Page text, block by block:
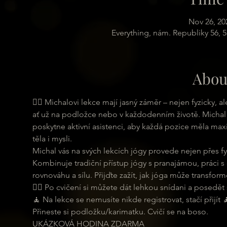
Nov 26,
Everything, nám. Republiky 56,
🧘‍♀ Michalovi lekce mají jasný záměr – nejen
ať už na podložce nebo v každodenním životě.
poskytne aktivní asistenci, aby každá pozice měla
těla i mysli.
Michal vás na svých lekcích jógy provede nejen přes
Kombinuje tradiční přístup jógy s pranajámou, práci
rovnováhu a sílu. Přijďte zažít, jak jóga může
🧘‍♂ Po cvičení si můžete dát lehkou snídani a posedět
🧘 Na lekce se nemusíte nikde registrovat, stačí přijít
Přineste si podložku/karimatku. Cvičí se na boso.
UKÁZKOVÁ HODINA ZDARMA